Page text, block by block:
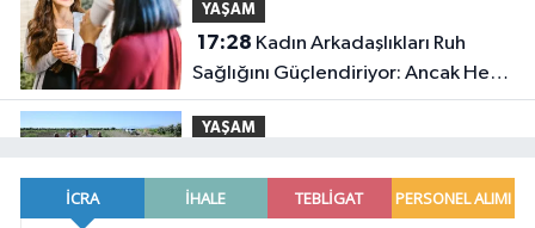
YAŞAM
17:28
Sağlığını Güçlendiriyor: Ancak Her
İlişki Destekleyici Değil
YAŞAM
Büyükşehir'den tarımsal destek